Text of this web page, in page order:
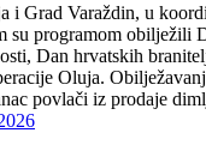
i Grad Varaždin, u
su programom obilježili
Dan hrvatskih
Oluja.